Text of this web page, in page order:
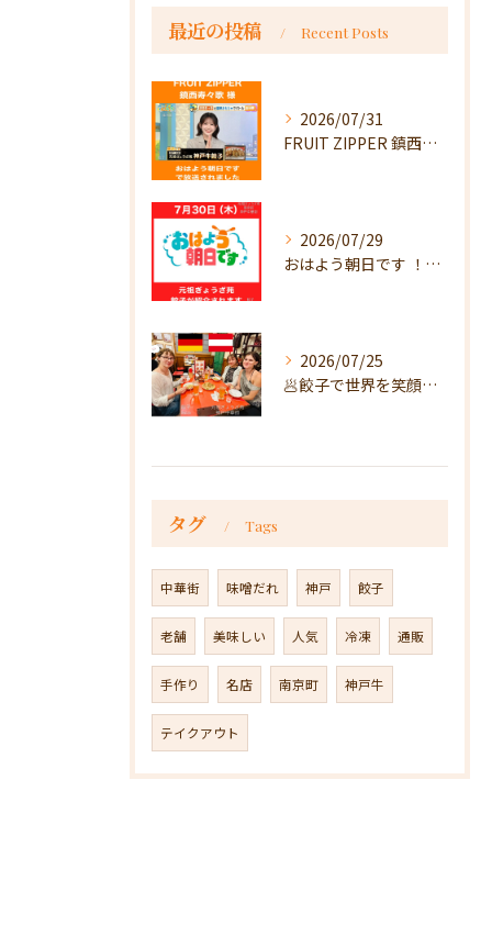
最近の投稿 Recent Posts
2026/07/31
FRUIT ZIPPER 鎮西寿々歌様が！
2026/07/29
おはよう朝日です ！で放送
2026/07/25
🥟餃子で世界を笑顔に🥟
タグ Tags
中華街 味噌だれ 神戸 餃子
老舗 美味しい 人気 冷凍 通販
手作り 名店 南京町 神戸牛
テイクアウト